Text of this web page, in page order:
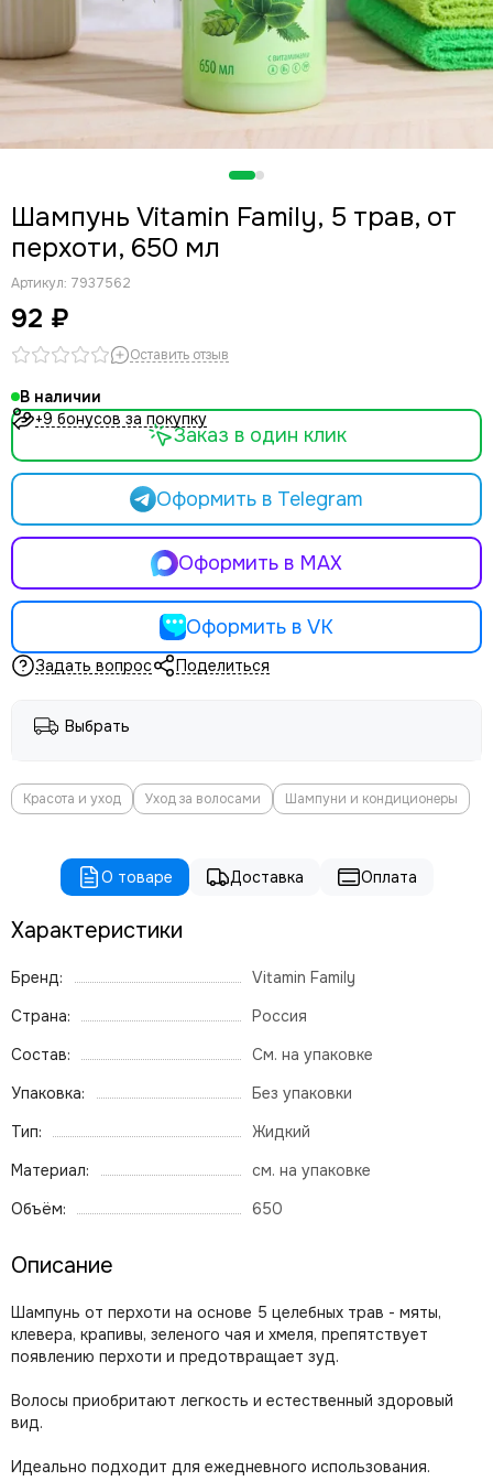
Шампунь Vitamin Family, 5 трав, от
перхоти, 650 мл
Артикул: 7937562
92 ₽
Оставить отзыв
В наличии
+9 бонусов за покупку
Оформить в Telegram
Оформить в MAX
Оформить в VK
Заказ в один клик
Задать вопрос Поделиться
Выбрать
Красота и уход Уход за волосами Шампуни и кондиционеры
О товаре Доставка Оплата
Характеристики
Бренд:
Vitamin Family
Страна:
Россия
Состав:
См. на упаковке
Упаковка:
Без упаковки
Тип:
Жидкий
Материал:
см. на упаковке
Объём:
650
Описание
Шампунь от перхоти на основе 5 целебных трав - мяты,
клевера, крапивы, зеленого чая и хмеля, препятствует
появлению перхоти и предотвращает зуд.
Волосы приобритают легкость и естественный здоровый
вид.
Идеально подходит для ежедневного использования.